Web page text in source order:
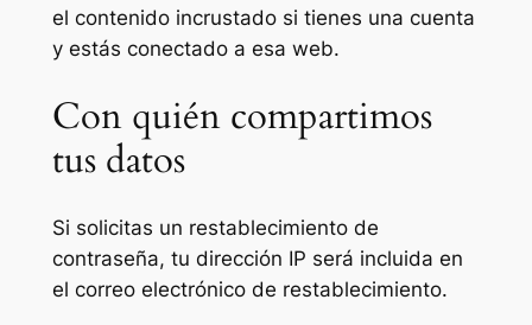
el contenido incrustado si tienes una cuenta
y estás conectado a esa web.
Con quién compartimos
tus datos
Si solicitas un restablecimiento de
contraseña, tu dirección IP será incluida en
el correo electrónico de restablecimiento.